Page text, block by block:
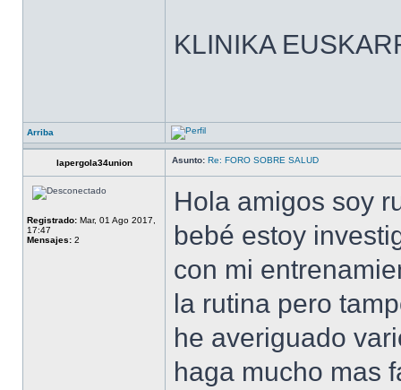
KLINIKA
Arriba
lapergola34union Asunto: Re: FORO SOBRE SALUD
Registrado: Mar, 01 Ago 2017,
17:47
Mensajes: 2
Hola amigos soy
bebé estoy
con mi
la rutina pero
he averiguado
haga mucho mas